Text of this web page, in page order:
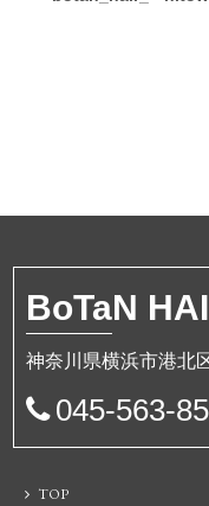
BoTaN
神奈川県横浜市港北
045-563-
TOP